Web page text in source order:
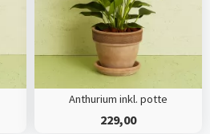
Anthurium inkl. potte
229,00